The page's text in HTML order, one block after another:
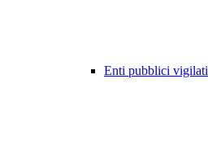
Enti pubblici vigilati